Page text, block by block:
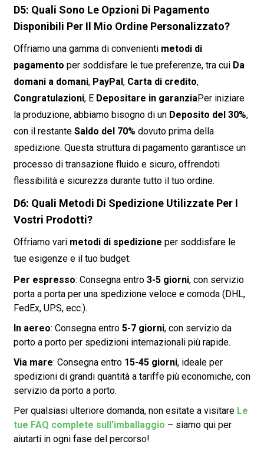
D5: Quali Sono Le Opzioni Di Pagamento
Disponibili Per Il Mio Ordine Personalizzato?
Offriamo una gamma di convenienti metodi di
pagamento per soddisfare le tue preferenze, tra cui Da
domani a domani, PayPal, Carta di credito,
Congratulazioni, E Depositare in garanziaPer iniziare
la produzione, abbiamo bisogno di un Deposito del 30%,
con il restante Saldo del 70% dovuto prima della
spedizione. Questa struttura di pagamento garantisce un
processo di transazione fluido e sicuro, offrendoti
flessibilità e sicurezza durante tutto il tuo ordine.
D6: Quali Metodi Di Spedizione Utilizzate Per I
Vostri Prodotti?
Offriamo vari metodi di spedizione per soddisfare le
tue esigenze e il tuo budget:
Per espresso: Consegna entro 3-5 giorni, con servizio
porta a porta per una spedizione veloce e comoda (DHL,
FedEx, UPS, ecc.).
In aereo: Consegna entro 5-7 giorni, con servizio da
porto a porto per spedizioni internazionali più rapide.
Via mare: Consegna entro 15-45 giorni, ideale per
spedizioni di grandi quantità a tariffe più economiche, con
servizio da porto a porto.
Per qualsiasi ulteriore domanda, non esitate a visitare Le
tue FAQ complete sull'imballaggio – siamo qui per
aiutarti in ogni fase del percorso!